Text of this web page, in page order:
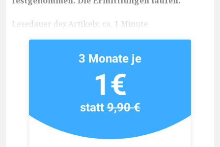
Lesedauer des Artikels: ca. 1 Minute
3 Monate je
1€
statt9,90 €